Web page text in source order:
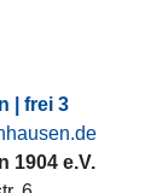
| frei 3
1904 e.V.